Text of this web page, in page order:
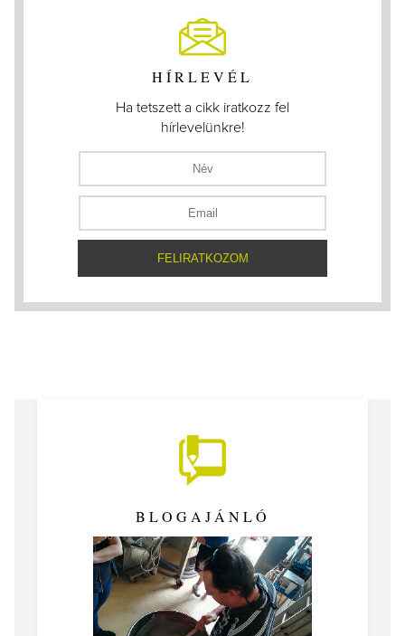
HÍRLEVÉL
Ha tetszett a cikk iratkozz fel
hírlevelünkre!
BLOGAJÁNLÓ